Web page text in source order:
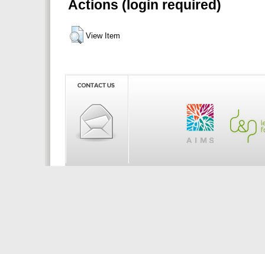
Actions (login required)
View Item